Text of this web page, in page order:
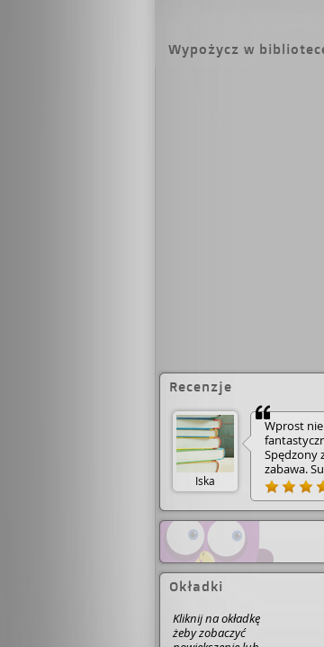
Wypożycz w
Recenzje
Iska
Wprost nie
Spędzony
zabawa.
Mamoko"
tej serii.
do
Okładki
Kliknij na okładkę
żeby zobaczyć